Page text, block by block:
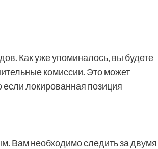
Как уже упоминалось, вы будете
комиссии. Это может
локированная позиция
Вам необходимо следить за двумя